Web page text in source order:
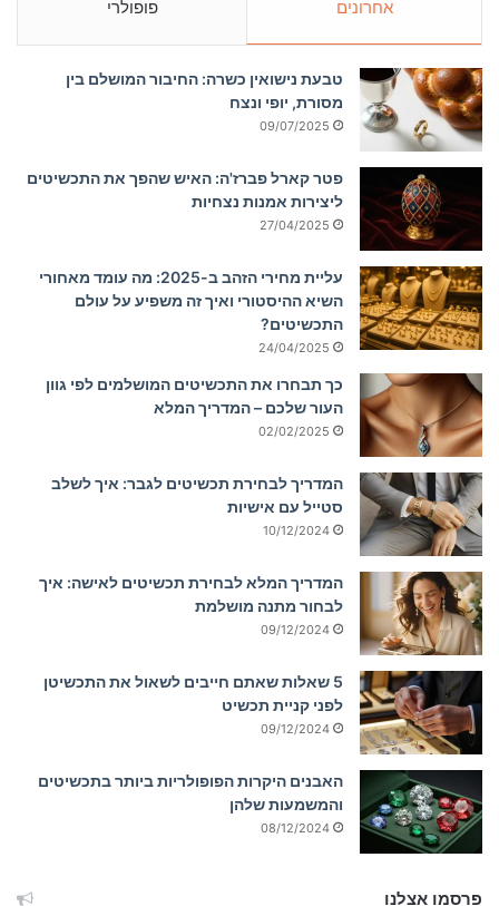
אחרונים פופולרי
טבעת נישואין כשרה: החיבור המושלם בין
מסורת, יופי ונצח
09/07/2025
פטר קארל פברז'ה: האיש שהפך את התכשיטים
ליצירות אמנות נצחיות
27/04/2025
עליית מחירי הזהב ב-2025: מה עומד מאחורי
השיא ההיסטורי ואיך זה משפיע על עולם
התכשיטים?
24/04/2025
כך תבחרו את התכשיטים המושלמים לפי גוון
העור שלכם – המדריך המלא
02/02/2025
המדריך לבחירת תכשיטים לגבר: איך לשלב
סטייל עם אישיות
10/12/2024
המדריך המלא לבחירת תכשיטים לאישה: איך
לבחור מתנה מושלמת
09/12/2024
5 שאלות שאתם חייבים לשאול את התכשיטן
לפני קניית תכשיט
09/12/2024
האבנים היקרות הפופולריות ביותר בתכשיטים
והמשמעות שלהן
08/12/2024
פרסמו אצלנו